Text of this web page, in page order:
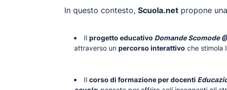
In questo contesto, Scuola.net propone
Il progetto educativo Domande Scomode
attraverso un percorso interattivo che stimola
Il corso di formazione per docenti